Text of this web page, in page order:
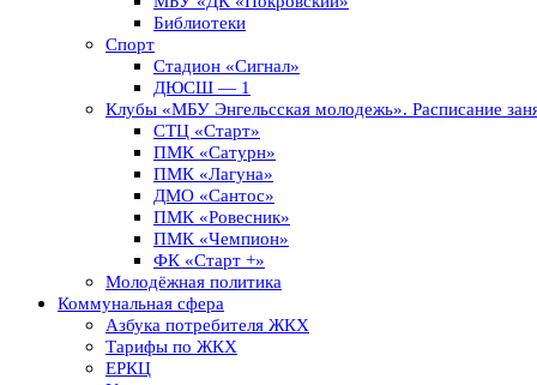
Библиотеки
Спорт
Стадион «Сигнал»
ДЮСШ — 1
Клубы «МБУ Энгельсская молодежь». Расписание
СТЦ «Старт»
ПМК «Сатурн»
ПМК «Лагуна»
ДМО «Сантос»
ПМК «Ровесник»
ПМК «Чемпион»
ФК «Старт +»
Молодёжная политика
Коммунальная сфера
Азбука потребителя ЖКХ
Тарифы по ЖКХ
ЕРКЦ